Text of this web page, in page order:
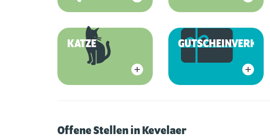
KATZE GUTSCHEINVERKAUF
Offene Stellen in Kevelaer